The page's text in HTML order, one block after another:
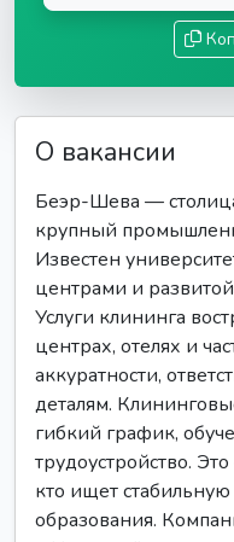
О вакансии
Беэр-Шева —
крупный
Известен
центрами и
Услуги клининга
центрах, отелях и
аккуратности,
деталям.
гибкий график,
трудоустройство.
кто ищет
образования.